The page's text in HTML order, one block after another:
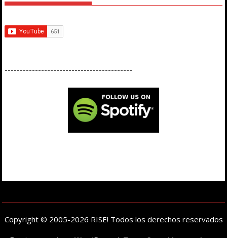
------------------------------------------
Copyright © 2005-2026 RISE! Todos los derechos reservados